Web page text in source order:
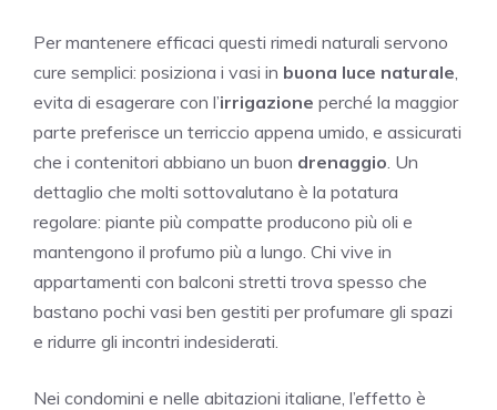
Per mantenere efficaci questi rimedi naturali servono
cure semplici: posiziona i vasi in buona luce naturale
evita di esagerare con l’irrigazione perché la maggior
parte preferisce un terriccio appena umido, e assicurati
che i contenitori abbiano un buon drenaggio . Un
dettaglio che molti sottovalutano è la potatura
regolare: piante più compatte producono più oli e
mantengono il profumo più a lungo. Chi vive in
appartamenti con balconi stretti trova spesso che
bastano pochi vasi ben gestiti per profumare gli spazi
e ridurre gli incontri indesiderati.
Nei condomini e nelle abitazioni italiane, l’effetto è